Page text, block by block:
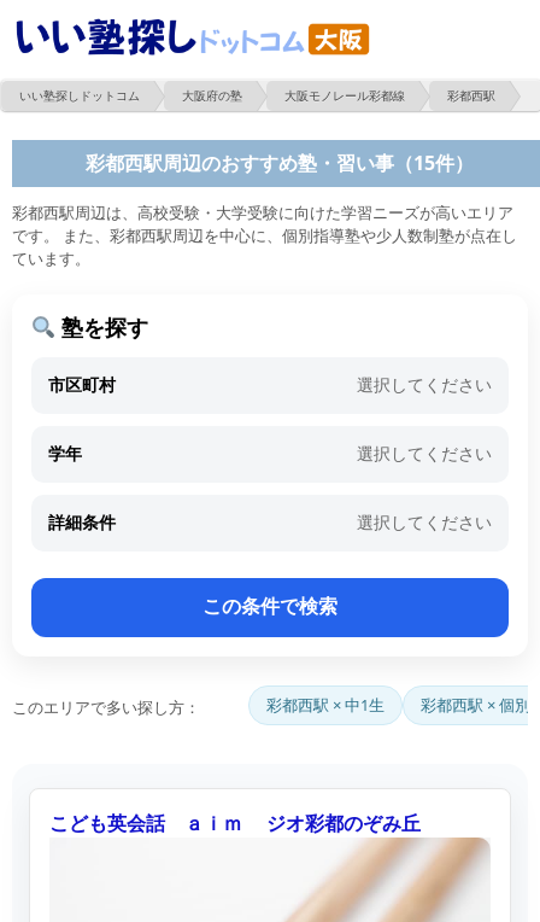
いい塾探しドットコム 大阪府の塾 大阪モノレール彩都線 彩都西駅
彩都西駅周辺のおすすめ塾・習い事（15件）
彩都西駅周辺は、高校受験・大学受験に向けた学習ニーズが高いエリア
です。 また、彩都西駅周辺を中心に、個別指導塾や少人数制塾が点在し
ています。
塾を探す
市区町村 選択してください
学年 選択してください
詳細条件 選択してください
このエリアで多い探し方： 彩都西駅 × 中1生 彩都西駅 × 個別
こども英会話 ａｉｍ ジオ彩都のぞみ丘